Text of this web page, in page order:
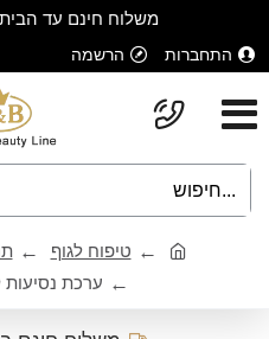
משלוח חינם עד הבית
התחברות הרשמה
טיפוח לגוף
ערכת נסיעות